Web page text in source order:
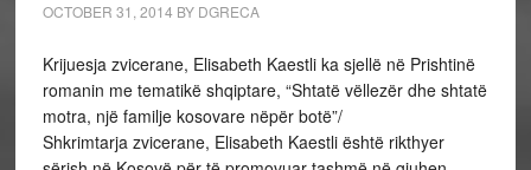
OCTOBER 31, 2014 BY DGRECA
Krijuesja zvicerane, Elisabeth Kaestli ka sjellë në Prishtinë
romanin me tematikë shqiptare, “Shtatë vëllezër dhe shtatë
motra, një familje kosovare nëpër botë”/
Shkrimtarja zvicerane, Elisabeth Kaestli është rikthyer